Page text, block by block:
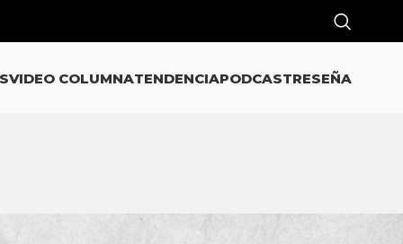
VIDEO COLUMNATENDENCIAPODCASTRESEÑA